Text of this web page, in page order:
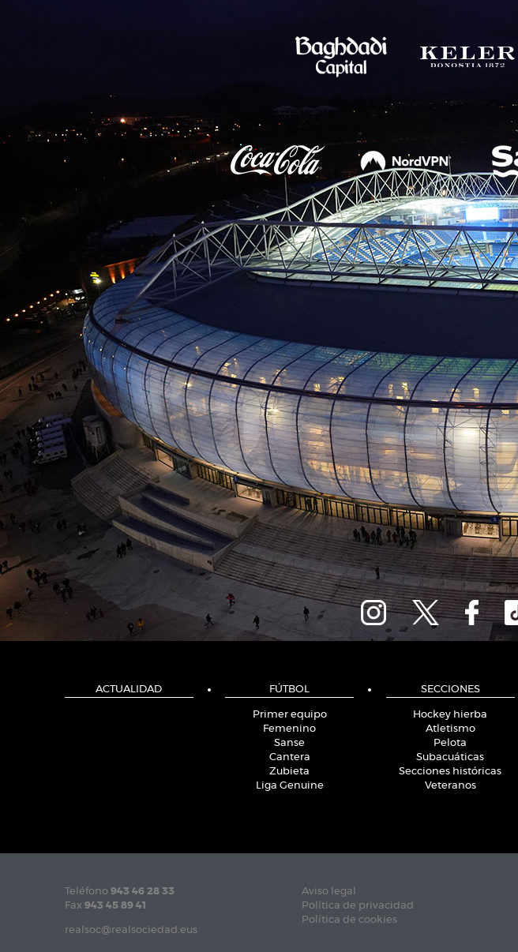
ACTUALIDAD FÚTBOL
Primer equipo
Femenino
Sanse
Cantera
Zubieta
Liga Genuine
SECCIONES
Hockey hierba
Atletismo
Pelota
Subacuáticas
Secciones históricas
Veteranos
Teléfono 943 46 28 33
Fax 943 45 89 41
realsoc@realsociedad.eus
Aviso legal
Política de privacidad
Política de cookies